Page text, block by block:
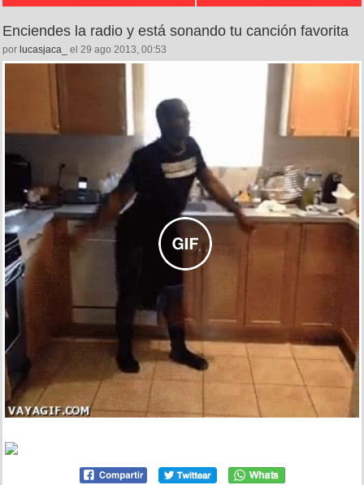
Enciendes la radio y está sonando tu canción favorita
por lucasjaca_ el 29 ago 2013, 00:53